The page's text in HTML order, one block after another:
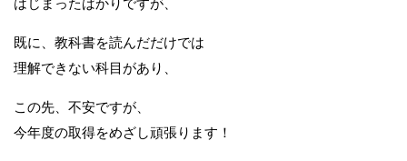
はじまったばかりですが、
既に、教科書を読んだだけでは
理解できない科目があり、
この先、不安ですが、
今年度の取得をめざし頑張ります！